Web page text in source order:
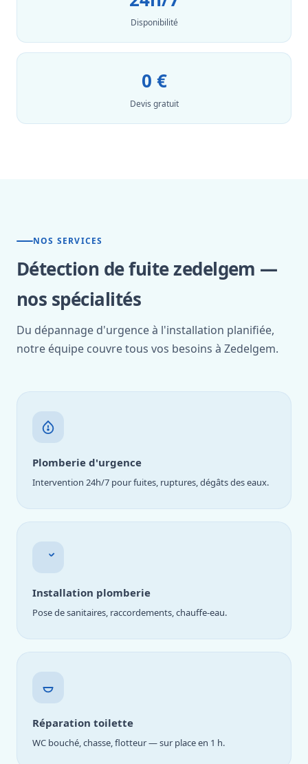
Disponibilité
0 €
Devis gratuit
NOS SERVICES
Détection de fuite zedelgem —
nos spécialités
Du dépannage d'urgence à l'installation planifiée,
notre équipe couvre tous vos besoins à Zedelgem.
Plomberie d'urgence
Intervention 24h/7 pour fuites, ruptures, dégâts des eaux.
Installation plomberie
Pose de sanitaires, raccordements, chauffe-eau.
Réparation toilette
WC bouché, chasse, flotteur — sur place en 1 h.